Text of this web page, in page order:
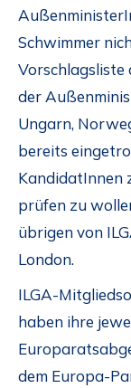
Schwimmer
der
Ungarn,
bereits
KandidatInnen
prüfen zu
übrigen von
London.
ILGA-
haben ihre
dem Europa-